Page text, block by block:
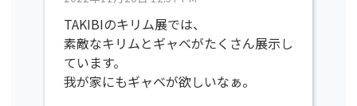
TAKIBIのキリム展では、
素敵なキリムとギャベがたくさん展示し
ています。
我が家にもギャベが欲しいなぁ。